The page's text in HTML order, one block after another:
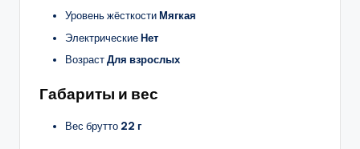
Уровень жёсткостиМягкая
ЭлектрическиеНет
ВозрастДля взрослых
Габариты и вес
Вес брутто 22 г